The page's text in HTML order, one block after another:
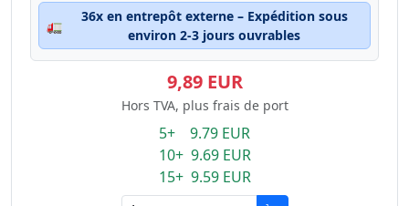
🚛
36x en entrepôt externe – Expédition sous
environ 2-3 jours ouvrables
9,89 EUR
Hors TVA, plus frais de port
5+ 9.79 EUR
10+ 9.69 EUR
15+ 9.59 EUR